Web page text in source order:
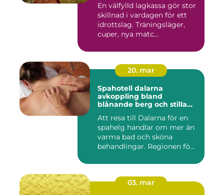
En välfylld lagkassa gör stor
skillnad i vardagen för ett
idrottslag. Träningsläger,
cuper, nya matc...
20. mar
Spahotell dalarna
avkoppling bland
blånande berg och stilla
Att resa till Dalarna för en
spahelg handlar om mer än
varma bad och sköna
behandlingar. Regionen fö...
03. mar